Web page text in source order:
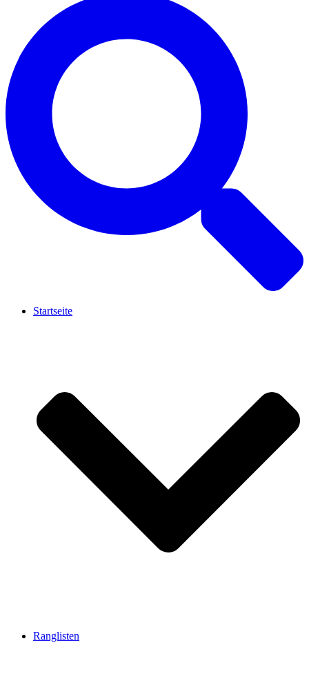
Startseite
Ranglisten